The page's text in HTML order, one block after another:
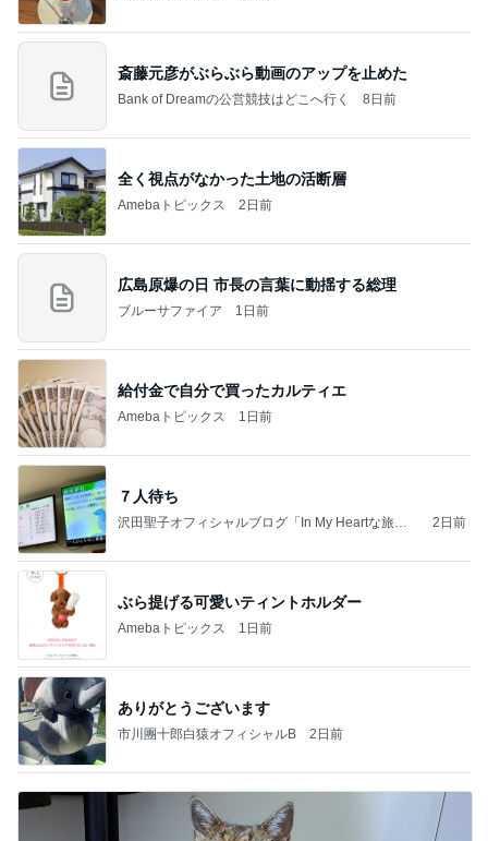
斎藤元彦がぶらぶら動画のアップを止めた
Bank of Dreamの公営競技はどこへ行く 8日前
全く視点がなかった土地の活断層
Amebaトピックス 2日前
広島原爆の日 市長の言葉に動揺する総理
ブルーサファイア 1日前
給付金で自分で買ったカルティエ
Amebaトピックス 1日前
７人待ち
沢田聖子オフィシャルブログ「In My Heartな旅日
2日前
ぶら提げる可愛いティントホルダー
Amebaトピックス 1日前
ありがとうございます
市川團十郎白猿オフィシャルB 2日前